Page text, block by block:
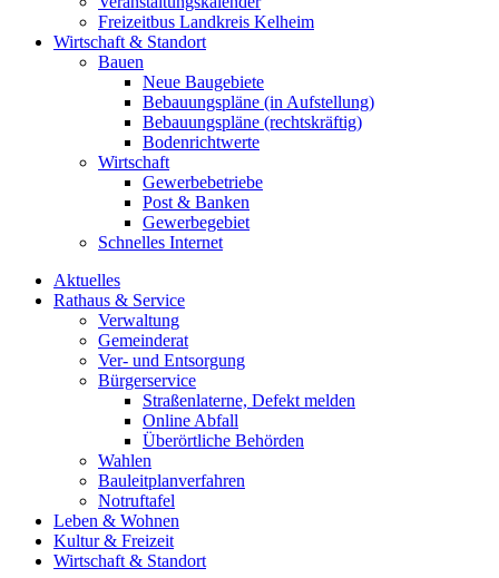
Freizeitbus Landkreis Kelheim
Wirtschaft & Standort
Bauen
Neue Baugebiete
Bebauungspläne (in Aufstellung)
Bebauungspläne (rechtskräftig)
Bodenrichtwerte
Wirtschaft
Gewerbebetriebe
Post & Banken
Gewerbegebiet
Schnelles Internet
Aktuelles
Rathaus & Service
Verwaltung
Gemeinderat
Ver- und Entsorgung
Bürgerservice
Straßenlaterne, Defekt melden
Online Abfall
Überörtliche Behörden
Wahlen
Bauleitplanverfahren
Notruftafel
Leben & Wohnen
Kultur & Freizeit
Wirtschaft & Standort